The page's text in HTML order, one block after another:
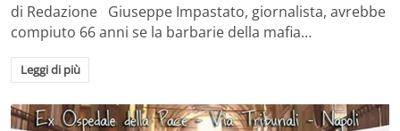
di Redazione Giuseppe Impastato, giornalista, avrebbe
compiuto 66 anni se la barbarie della mafia…
Leggi di più